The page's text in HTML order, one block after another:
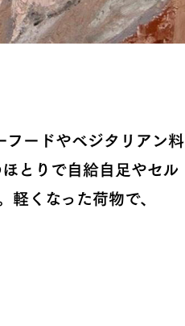
フードやベジタリアン料
とりで自給自足やセル
くなった荷物で、